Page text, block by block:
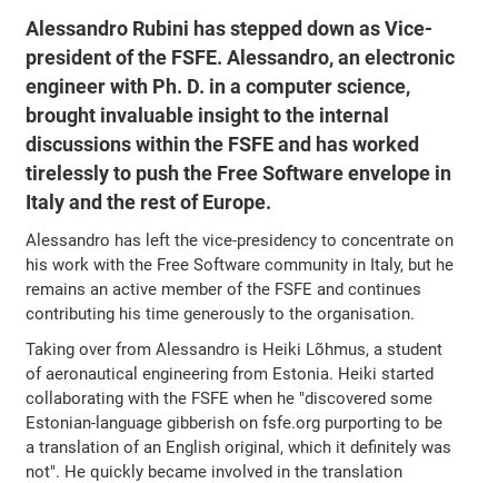
Alessandro Rubini has stepped down as Vice-
president of the FSFE. Alessandro, an electronic
engineer with Ph. D. in a computer science,
brought invaluable insight to the internal
discussions within the FSFE and has worked
tirelessly to push the Free Software envelope in
Italy and the rest of Europe.
Alessandro has left the vice-presidency to concentrate on
his work with the Free Software community in Italy, but he
remains an active member of the FSFE and continues
contributing his time generously to the organisation.
Taking over from Alessandro is Heiki Lõhmus, a student
of aeronautical engineering from Estonia. Heiki started
collaborating with the FSFE when he "discovered some
Estonian-language gibberish on fsfe.org purporting to be
a translation of an English original, which it definitely was
not". He quickly became involved in the translation